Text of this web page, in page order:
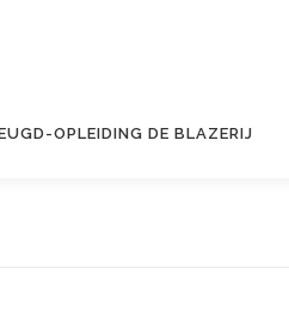
OPLEIDING DE BLAZERIJ